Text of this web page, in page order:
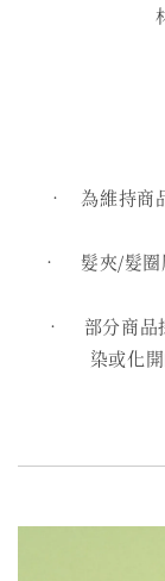
• 為維持商品
• 髮夾/髮圈屬
• 部分商品採
染或化